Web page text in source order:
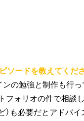
ソードを教えてくださ
の勉強と制作も行っ
ォリオの件で相談
も必要だとアドバ